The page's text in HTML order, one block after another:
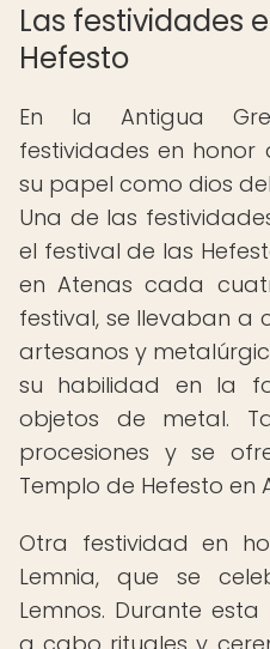
Las festividades
Hefesto
En la Antigua
festividades en
su papel como dios
Una de las
el festival de las
en Atenas cada
festival, se llevaban a
artesanos y
su habilidad en la
objetos de metal.
procesiones y se
Templo de Hefesto en
Otra festividad en
Lemnia, que se
Lemnos. Durante